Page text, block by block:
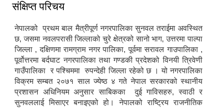
संक्षिप्त परिचय
नेपालको प्रथम बाल मैत्रीपूर्ण नगरपालिका सुनवल तराईमा अवस्थित
छ, जसमा नवलपरासी जिल्लाको चुरे क्षेत्रको सानो भाग, उत्तरमा पाल्पा
जिल्ला , दक्षिणमा रामग्राम नगर पालिका, पूर्वमा सरावल गाउपालिका ,
पूर्वोत्तरमा बर्दघाट नगरपालिका तथा गण्डकी प्रदेशको विनयी त्रिवेणी
गाउँपालिका र पश्चिममा रुपन्देही जिल्ला रहेको छ । यो नगरपालिका
विक्रम सम्बत २०७१ साल ज्येष्ठ ४ गते नेपाल सरकारको स्थानीय
प्रशासन अधिनियम अनुसार साबिकका दुई गाविसहरु, स्वाठी र
सुनवललाई मिसाएर बनाइएको हो। नेपालको राष्ट्रिय राजनीतिक